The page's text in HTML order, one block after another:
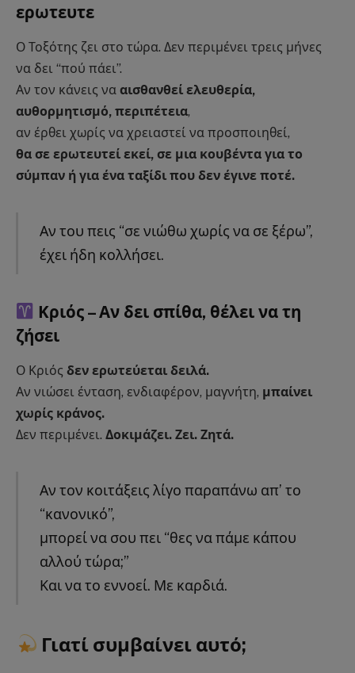
ερωτευτε
Ο Τοξότης ζει στο τώρα. Δεν περιμένει τρεις μήνες
να δει “πού πάει”.
Αν τον κάνεις να αισθανθεί ελευθερία,
αυθορμητισμό, περιπέτεια,
αν έρθει χωρίς να χρειαστεί να προσποιηθεί,
θα σε ερωτευτεί εκεί, σε μια κουβέντα για το
σύμπαν ή για ένα ταξίδι που δεν έγινε ποτέ.
Αν του πεις “σε νιώθω χωρίς να σε ξέρω”,
έχει ήδη κολλήσει.
Κριός – Αν δει σπίθα, θέλει να τη
ζήσει
Ο Κριός δεν ερωτεύεται δειλά.
Αν νιώσει ένταση, ενδιαφέρον, μαγνήτη, μπαίνει
χωρίς κράνος.
Δεν περιμένει. Δοκιμάζει. Ζει. Ζητά.
Αν τον κοιτάξεις λίγο παραπάνω απ’ το
“κανονικό”,
μπορεί να σου πει “θες να πάμε κάπου
αλλού τώρα;”
Και να το εννοεί. Με καρδιά.
Γιατί συμβαίνει αυτό;